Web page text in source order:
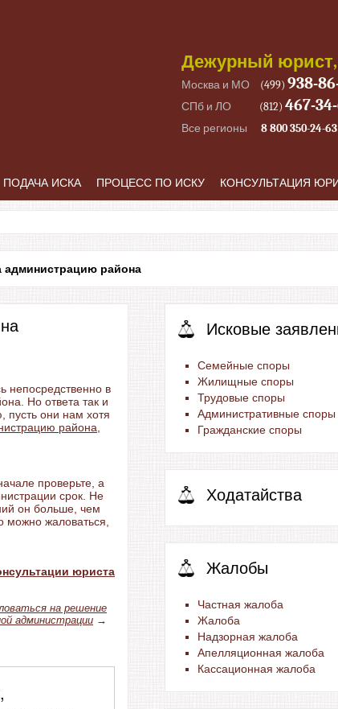
Дежурный юрист,
Москва и МО (499) 938-
СПб и ЛО (812) 467-
Все регионы 8 800 350-24-63
ПОДАЧА ИСКА ПРОЦЕСС ПО ИСКУ КОНСУЛЬТАЦИЯ
администрацию района
непосредственно в
Но ответа так и
пусть они нам хотя
района
проверьте, а
срок. Не
он больше, чем
можно жаловаться,
юриста
на решение
администрации →
Исковые
Семейные споры
Жилищные споры
Трудовые споры
Административные споры
Гражданские споры
Ходатайства
Жалобы
Частная жалоба
Жалоба
Надзорная жалоба
Апелляционная жалоба
Кассационная жалоба